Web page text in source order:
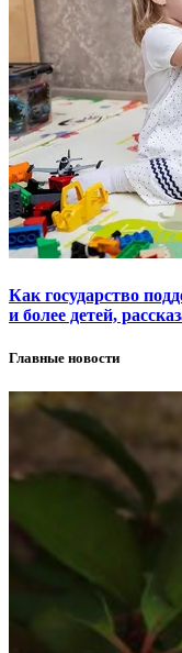
Как государство
и более детей,
Главные новости